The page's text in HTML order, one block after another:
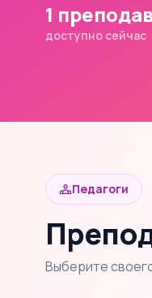
1
доступно сейчас
Педагоги
Выберите